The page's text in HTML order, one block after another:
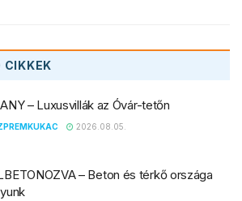
CIKKEK
– Luxusvillák az Óvár-tetőn
2026.08.05.
– Beton és térkő országa